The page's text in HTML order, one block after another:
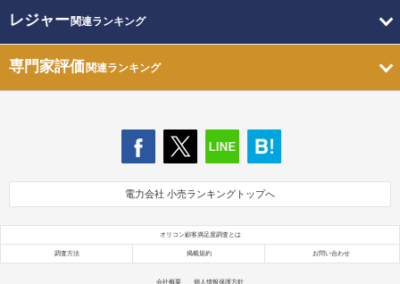
レジャー関連ランキング
専門家評価関連ランキング
電力会社 小売ランキングトップへ
オリコン顧客満足度調査とは
調査方法 掲載規約 お問い合わせ
会社概要 個人情報保護方針